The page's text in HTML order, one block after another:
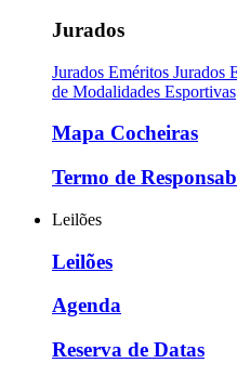
Jurados
Jurados Eméritos Jurados
de Modalidades Esportivas
Mapa Cocheiras
Termo de
Leilões
Leilões
Agenda
Reserva de Datas